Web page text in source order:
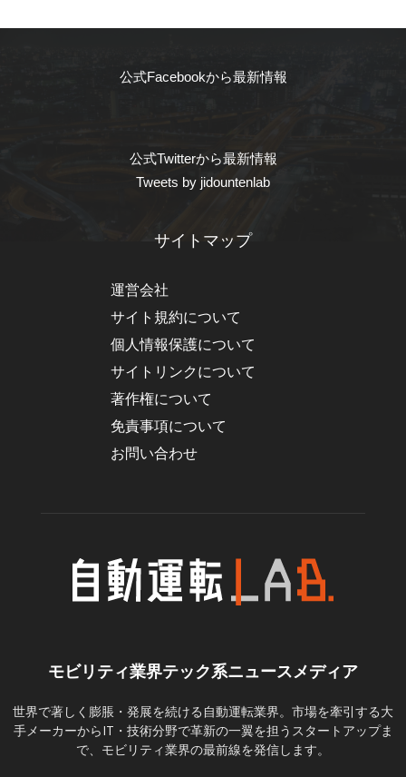
公式Facebookから最新情報
公式Twitterから最新情報
Tweets by jidountenlab
サイトマップ
運営会社
サイト規約について
個人情報保護について
サイトリンクについて
著作権について
免責事項について
お問い合わせ
モビリティ業界テック系ニュースメディア
世界で著しく膨脹・発展を続ける自動運転業界。市場を牽引する大
手メーカーからIT・技術分野で革新の一翼を担うスタートアップま
で、モビリティ業界の最前線を発信します。